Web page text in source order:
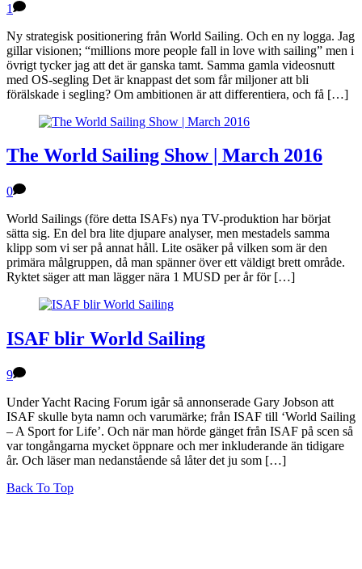
1
Ny strategisk positionering från World Sailing. Och en ny logga. Jag
gillar visionen; “millions more people fall in love with sailing” men i
övrigt tycker jag att det är ganska tamt. Samma gamla videosnutt
med OS-segling Det är knappast det som får miljoner att bli
förälskade i segling? Om ambitionen är att differentiera, och få […]
The World Sailing Show | March 2016
0
World Sailings (före detta ISAFs) nya TV-produktion har börjat
sätta sig. En del bra lite djupare analyser, men mestadels samma
klipp som vi ser på annat håll. Lite osäker på vilken som är den
primära målgruppen, då man spänner över ett väldigt brett område.
Ryktet säger att man lägger nära 1 MUSD per år för […]
ISAF blir World Sailing
9
Under Yacht Racing Forum igår så annonserade Gary Jobson att
ISAF skulle byta namn och varumärke; från ISAF till ‘World Sailing
– A Sport for Life’. Och när man hörde gänget från ISAF på scen så
var tongångarna mycket öppnare och mer inkluderande än tidigare
år. Och läser man nedanstående så låter det ju som […]
Back To Top